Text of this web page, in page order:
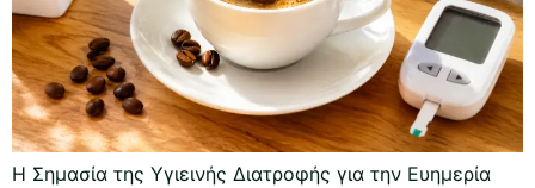
Η Σημασία της Υγιεινής Διατροφής για την Ευημερία